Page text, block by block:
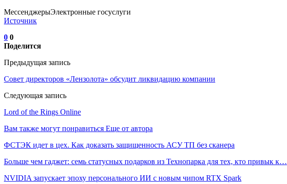
МессенджерыЭлектронные госуслуги
Источник
0 0
Поделится
Предыдущая запись
Совет директоров «Лензолота» обсудит ликвидацию компании
Следующая запись
Lord of the Rings Online
Вам также могут понравиться Еще от автора
ФСТЭК идет в цех. Как доказать защищенность АСУ ТП без сканера
Больше чем гаджет: семь статусных подарков из Технопарка для тех, кто привык к…
NVIDIA запускает эпоху персонального ИИ с новым чипом RTX Spark